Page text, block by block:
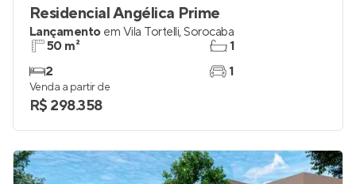
Residencial Angélica Prime
Lançamento em Vila Tortelli,Sorocaba
50 m²
2
1
1
Venda a partir de
R$ 298.358